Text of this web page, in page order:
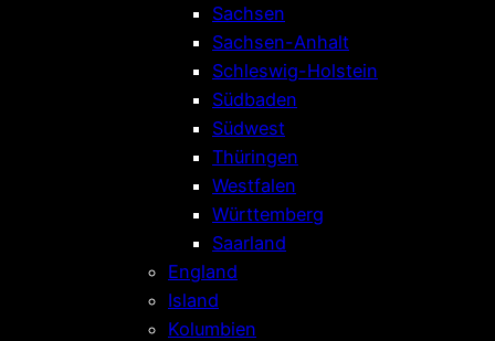
Sachsen
Sachsen-Anhalt
Schleswig-Holstein
Südbaden
Südwest
Thüringen
Westfalen
Württemberg
Saarland
England
Island
Kolumbien